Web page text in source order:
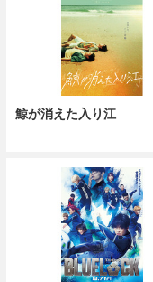
鯨が消えた入り江